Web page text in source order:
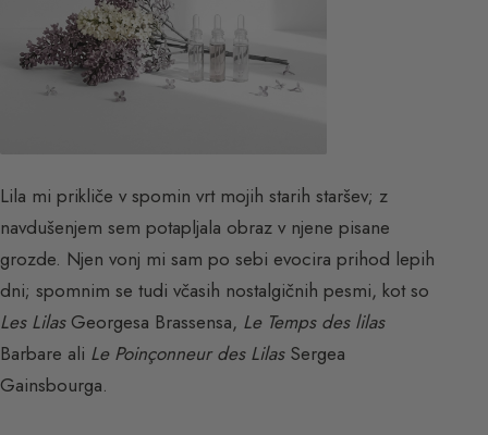
Lila mi prikliče v spomin vrt mojih starih staršev; z
navdušenjem sem potapljala obraz v njene pisane
grozde. Njen vonj mi sam po sebi evocira prihod lepih
dni; spomnim se tudi včasih nostalgičnih pesmi, kot so
Les LilasGeorgesa Brassensa, Le Temps des lilas
Barbare ali Le Poinçonneur des LilasSergea
Gainsbourga.